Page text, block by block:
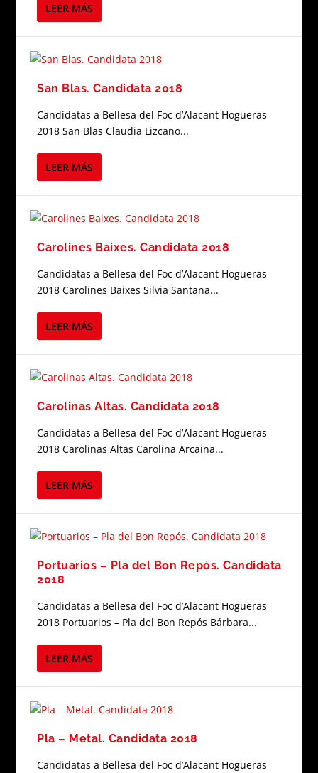
LEER MÁS
San Blas. Candidata 2018
Candidatas a Bellesa del Foc d’Alacant Hogueras
2018 San Blas Claudia Lizcano...
LEER MÁS
Carolines Baixes. Candidata 2018
Candidatas a Bellesa del Foc d’Alacant Hogueras
2018 Carolines Baixes Silvia Santana...
LEER MÁS
Carolinas Altas. Candidata 2018
Candidatas a Bellesa del Foc d’Alacant Hogueras
2018 Carolinas Altas Carolina Arcaina...
LEER MÁS
Portuarios – Pla del Bon Repós. Candidata
2018
Candidatas a Bellesa del Foc d’Alacant Hogueras
2018 Portuarios – Pla del Bon Repós Bárbara...
LEER MÁS
Pla – Metal. Candidata 2018
Candidatas a Bellesa del Foc d’Alacant Hogueras